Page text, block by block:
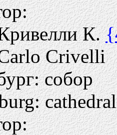
К.
Crivelli
собор
cathedral